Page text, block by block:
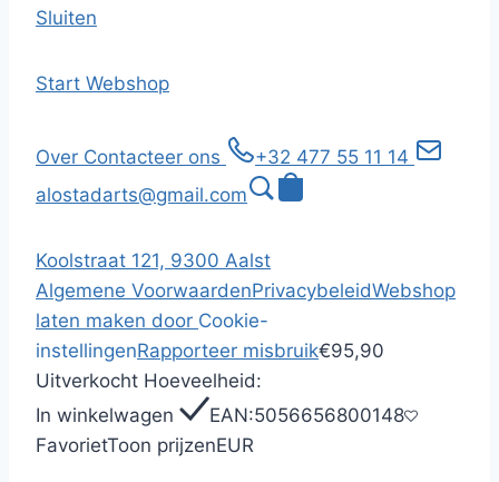
Sluiten
Start Webshop
Over Contacteer ons
+32 477 55 11 14
alostadarts@gmail.com
Koolstraat 121, 9300 Aalst
Algemene VoorwaardenPrivacybeleidWebshop
laten maken door Cookie-
instellingenRapporteer misbruik€95,90
Uitverkocht Hoeveelheid:
In winkelwagen
EAN:5056656800148
FavorietToon prijzenEUR